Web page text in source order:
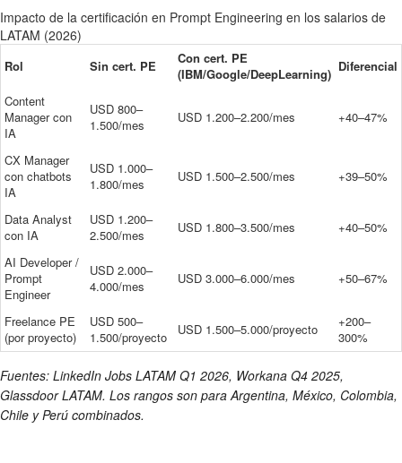
Impacto de la certificación en Prompt Engineering en los salarios de
LATAM (2026)
Rol Sin cert. PE
Con cert. PE
(IBM/Google/DeepLearning) Diferencial
Content
Manager con
IA
USD 800–
1.500/mes
USD 1.200–2.200/mes +40–47%
CX Manager
con chatbots
IA
USD 1.000–
1.800/mes
USD 1.500–2.500/mes +39–50%
Data Analyst
con IA
USD 1.200–
2.500/mes
USD 1.800–3.500/mes +40–50%
AI Developer /
Prompt
Engineer
USD 2.000–
4.000/mes
USD 3.000–6.000/mes +50–67%
Freelance PE
(por proyecto)
USD 500–
1.500/proyecto
USD 1.500–5.000/proyecto
+200–
300%
Fuentes: LinkedIn Jobs LATAM Q1 2026, Workana Q4 2025,
Glassdoor LATAM. Los rangos son para Argentina, México, Colombia,
Chile y Perú combinados.